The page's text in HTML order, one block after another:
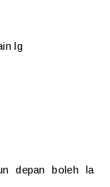
lg
depan boleh la